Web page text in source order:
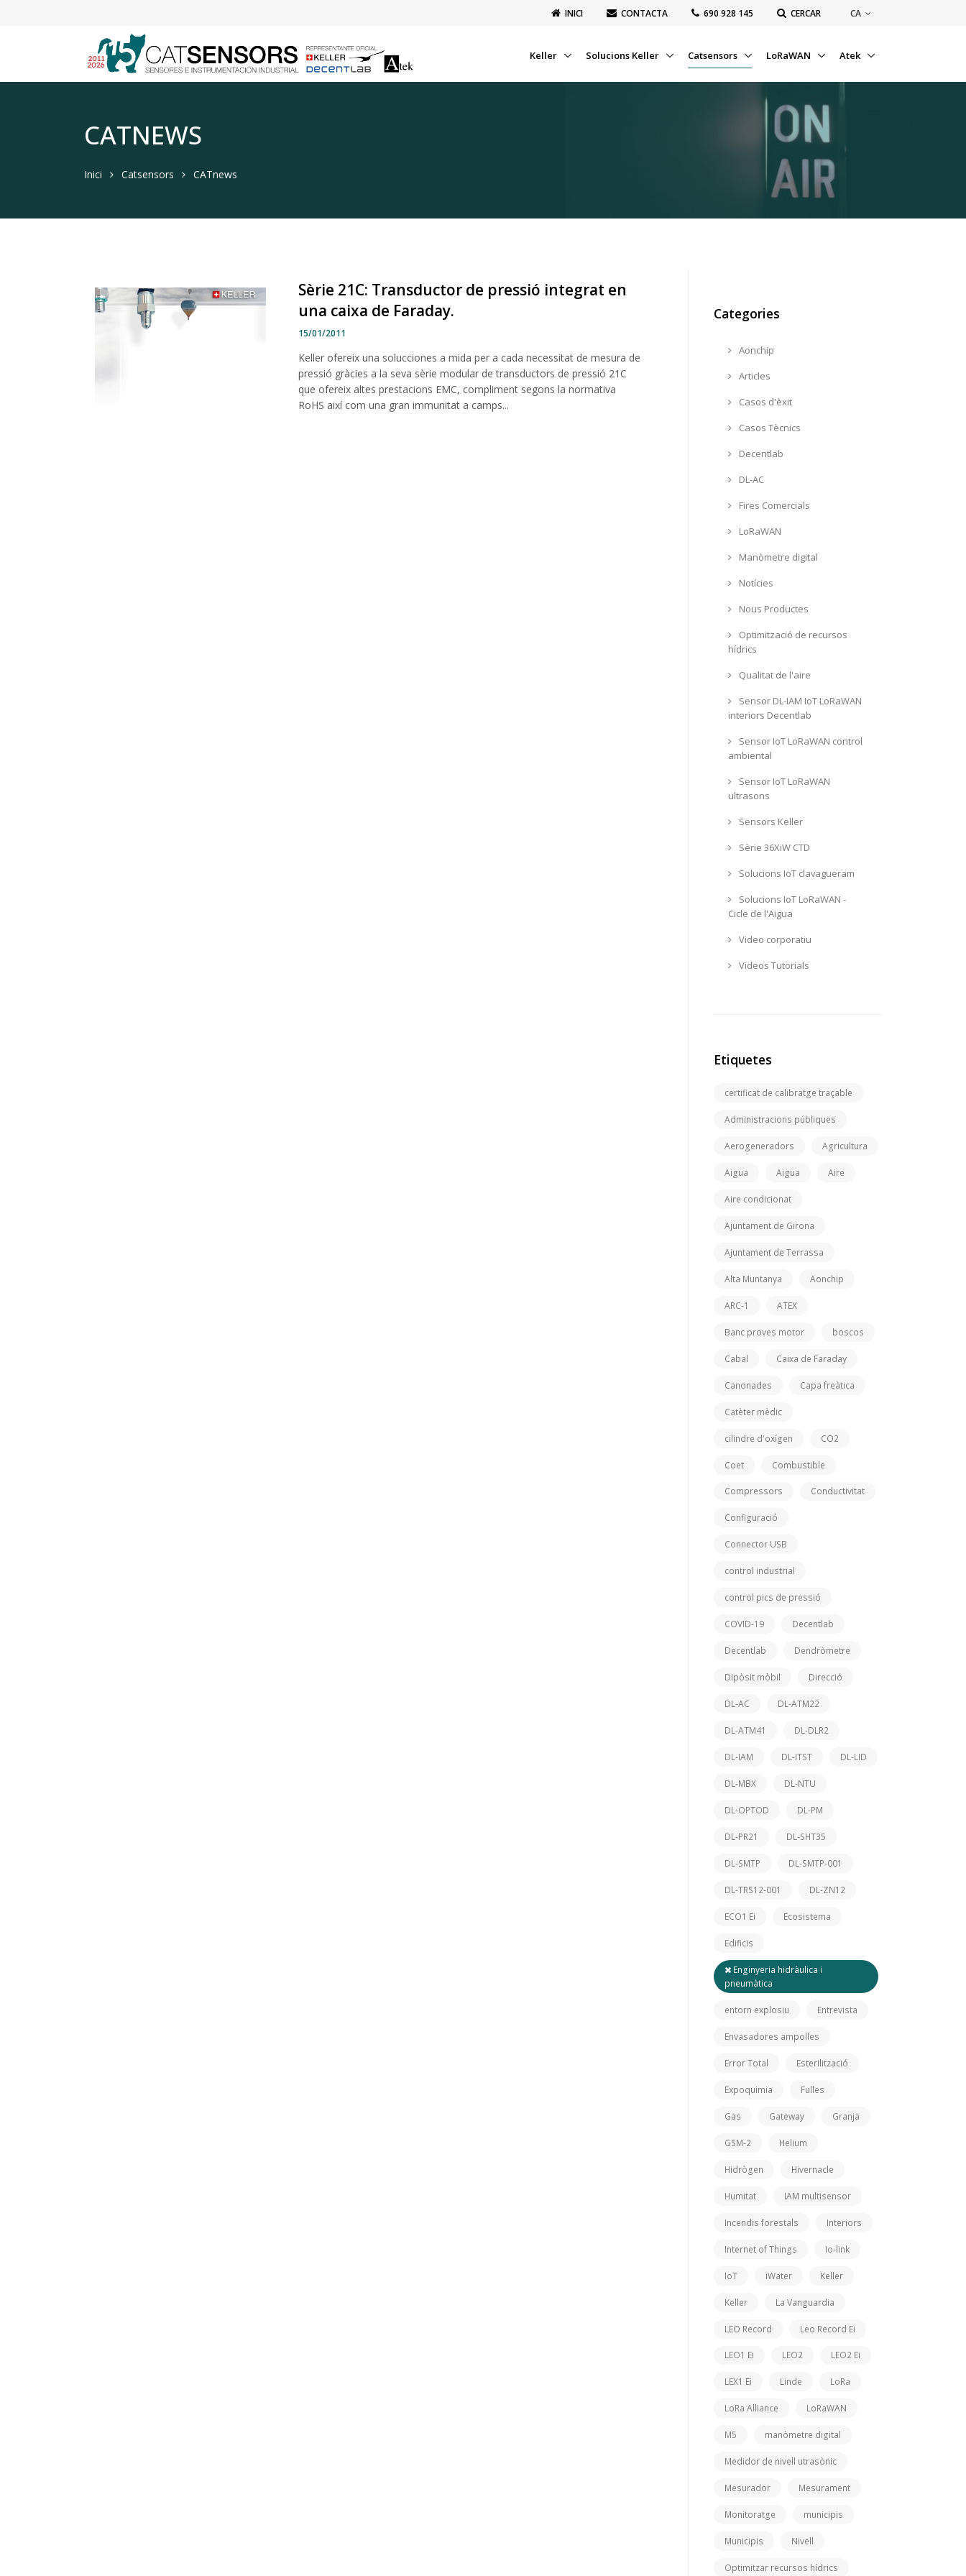
INICI CONTACTA ‭690 928 145‬ CERCAR CA
Keller Solucions Keller Catsensors LoRaWAN Atek
CATNEWS
Inici Catsensors CATnews
Sèrie 21C: Transductor de pressió integrat en
una caixa de Faraday.
15/01/2011
Keller ofereix una solucciones a mida per a cada necessitat de mesura de
pressió gràcies a la seva sèrie modular de transductors de pressió 21C
que ofereix altes prestacions EMC, compliment segons la normativa
RoHS així com una gran immunitat a camps...
Categories
Aonchip
Articles
Casos d'èxit
Casos Tècnics
Decentlab
DL-AC
Fires Comercials
LoRaWAN
Manòmetre digital
Notícies
Nous Productes
Optimització de recursos
hídrics
Qualitat de l'aire
Sensor DL-IAM IoT LoRaWAN
interiors Decentlab
Sensor IoT LoRaWAN control
ambiental
Sensor IoT LoRaWAN
ultrasons
Sensors Keller
Sèrie 36XiW CTD
Solucions IoT clavagueram
Solucions IoT LoRaWAN -
Cicle de l'Aigua
Video corporatiu
Videos Tutorials
Etiquetes
certificat de calibratge traçable
Administracions públiques
Aerogeneradors Agricultura
Aigua Aigua Aire
Aire condicionat
Ajuntament de Girona
Ajuntament de Terrassa
Alta Muntanya Aonchip
ARC-1 ATEX
Banc proves motor boscos
Cabal Caixa de Faraday
Canonades Capa freàtica
Catèter mèdic
cilindre d'oxígen CO2
Coet Combustible
Compressors Conductivitat
Configuració
Connector USB
control industrial
control pics de pressió
COVID-19 Decentlab
Decentlab Dendròmetre
Dipòsit mòbil Direcció
DL-AC DL-ATM22
DL-ATM41 DL-DLR2
DL-IAM DL-ITST DL-LID
DL-MBX DL-NTU
DL-OPTOD DL-PM
DL-PR21 DL-SHT35
DL-SMTP DL-SMTP-001
DL-TRS12-001 DL-ZN12
ECO1 Ei Ecosistema
Edificis
Enginyeria hidràulica i
pneumàtica
entorn explosiu Entrevista
Envasadores ampolles
Error Total Esterilització
Expoquimia Fulles
Gas Gateway Granja
GSM-2 Helium
Hidrògen Hivernacle
Humitat IAM multisensor
Incendis forestals Interiors
Internet of Things Io-link
IoT iWater Keller
Keller La Vanguardia
LEO Record Leo Record Ei
LEO1 Ei LEO2 LEO2 Ei
LEX1 Ei Linde LoRa
LoRa Alliance LoRaWAN
M5 manòmetre digital
Medidor de nivell utrasònic
Mesurador Mesurament
Monitoratge municipis
Municipis Nivell
Optimitzar recursos hídrics